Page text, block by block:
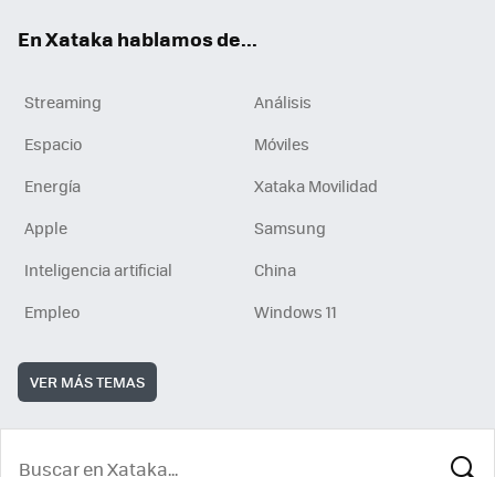
En Xataka hablamos de...
Streaming
Análisis
Espacio
Móviles
Energía
Xataka Movilidad
Apple
Samsung
Inteligencia artificial
China
Empleo
Windows 11
VER MÁS TEMAS